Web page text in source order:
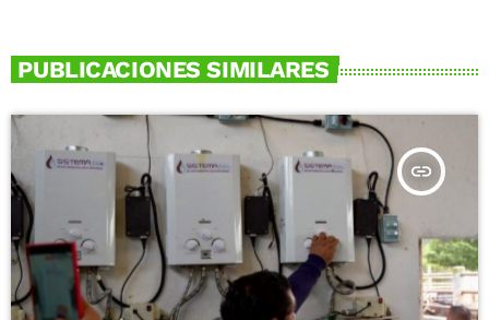
PUBLICACIONES SIMILARES
insert_link